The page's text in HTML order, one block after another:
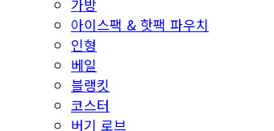
가방
아이스팩 & 핫팩 파우치
인형
베일
블랭킷
코스터
버기 로브